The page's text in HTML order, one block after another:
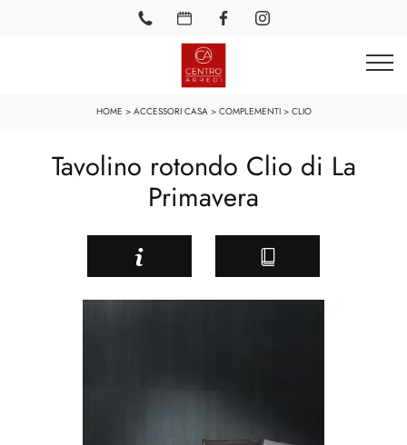
HOME > ACCESSORI CASA> COMPLEMENTI > CLIO
Tavolino rotondo Clio di La
Primavera